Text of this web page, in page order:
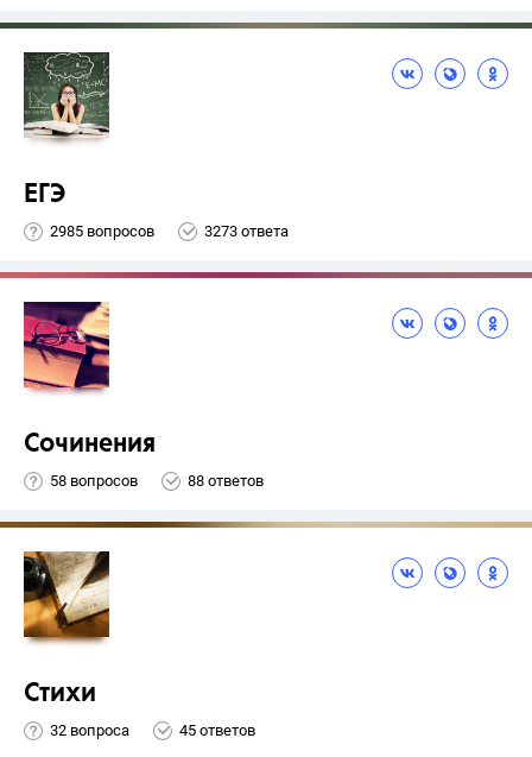
ЕГЭ
2985 вопросов 3273 ответа
Сочинения
58 вопросов 88 ответов
Стихи
32 вопроса 45 ответов